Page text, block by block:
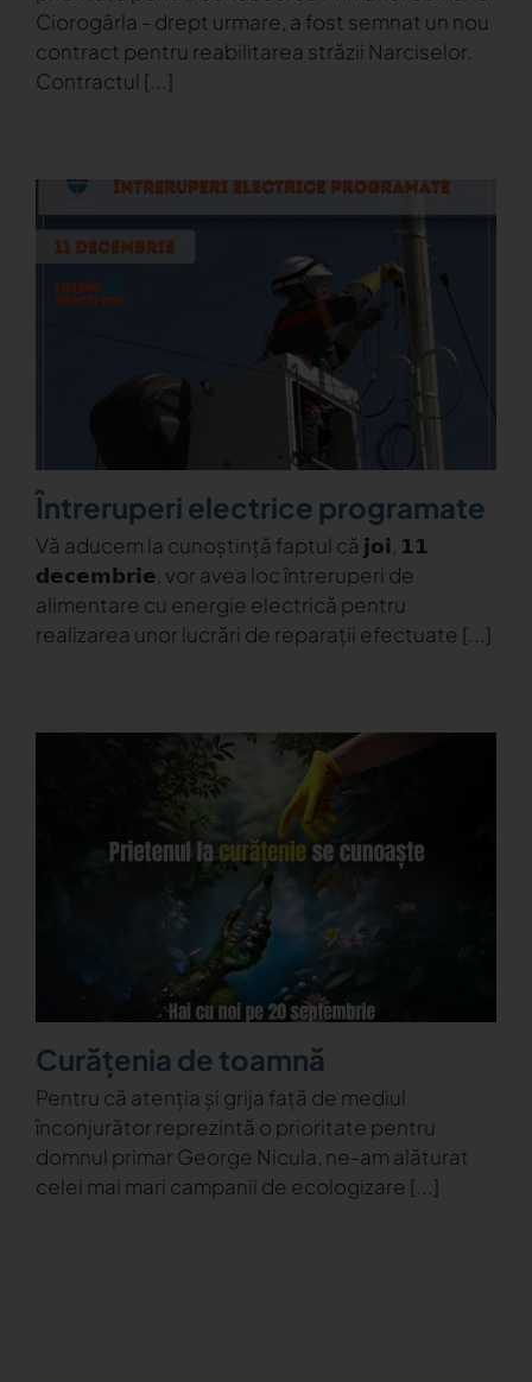
Ciorogârla - drept urmare, a fost semnat un nou
contract pentru reabilitarea străzii Narciselor.
Contractul [...]
Întreruperi electrice programate
Vă aducem la cunoștință faptul că 𝗷𝗼𝗶, 𝟭𝟭
𝗱𝗲𝗰𝗲𝗺𝗯𝗿𝗶𝗲, vor avea loc întreruperi de
alimentare cu energie electrică pentru
realizarea unor lucrări de reparații efectuate [...]
Curățenia de toamnă
Pentru că atenția și grija față de mediul
înconjurător reprezintă o prioritate pentru
domnul primar George Nicula, ne-am alăturat
celei mai mari campanii de ecologizare [...]